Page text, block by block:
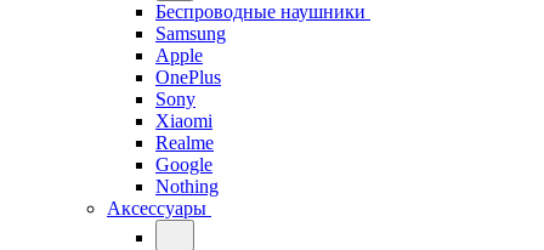
Беспроводные наушники
Samsung
Apple
OnePlus
Sony
Xiaomi
Realme
Google
Nothing
Аксессуары